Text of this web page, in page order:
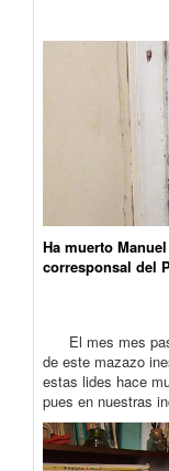
Ha muerto
corresponsal del
El mes mes
de este mazazo
estas lides hace
pues en nuestras